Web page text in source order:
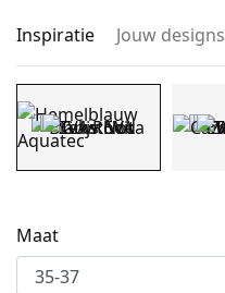
Inspiratie Jouw designs
Maat